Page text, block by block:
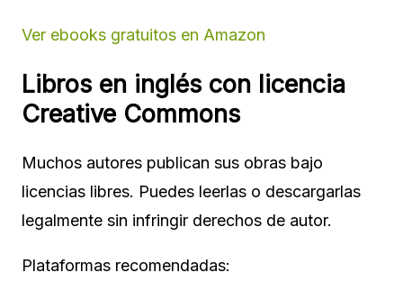
Ver ebooks gratuitos en Amazon
Libros en inglés con licencia
Creative Commons
Muchos autores publican sus obras bajo
licencias libres. Puedes leerlas o descargarlas
legalmente sin infringir derechos de autor.
Plataformas recomendadas: